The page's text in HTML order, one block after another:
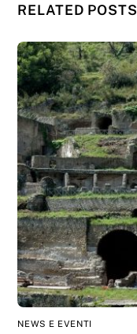
RELATED POSTS
NEWS E EVENTI